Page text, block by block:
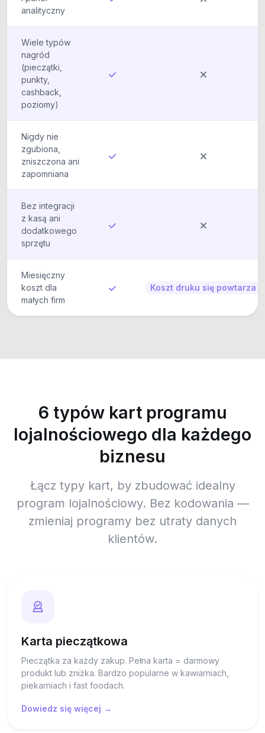
analityczny
Wiele typów
nagród
(pieczątki,
punkty,
cashback,
poziomy)
Nigdy nie
zgubiona,
zniszczona ani
zapomniana
Bez integracji
z kasą ani
dodatkowego
sprzętu
Miesięczny
koszt dla
małych firm
Koszt druku się powtarza
6 typów kart programu
lojalnościowego dla każdego
biznesu
Łącz typy kart, by zbudować idealny
program lojalnościowy. Bez kodowania —
zmieniaj programy bez utraty danych
klientów.
Karta pieczątkowa
Pieczątka za każdy zakup. Pełna karta = darmowy
produkt lub zniżka. Bardzo popularne w kawiarniach,
piekarniach i fast foodach.
Dowiedz się więcej →